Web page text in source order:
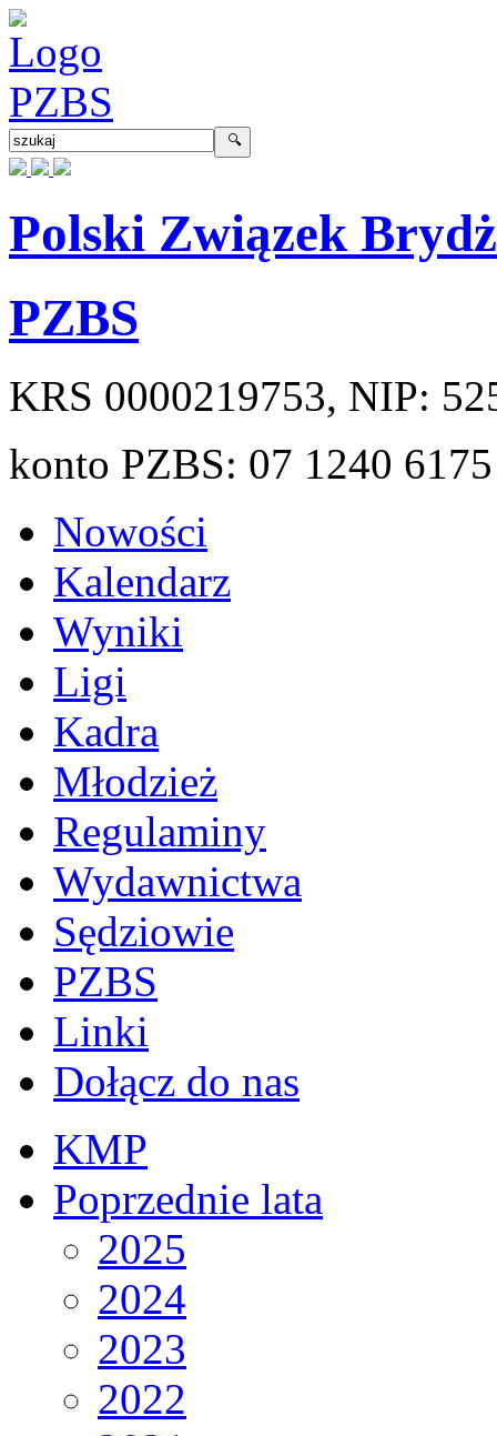
Polski Związek
PZBS
KRS 0000219753, NIP:
konto PZBS: 07 1240
Nowości
Kalendarz
Wyniki
Ligi
Kadra
Młodzież
Regulaminy
Wydawnictwa
Sędziowie
PZBS
Linki
Dołącz do nas
KMP
Poprzednie lata
2025
2024
2023
2022